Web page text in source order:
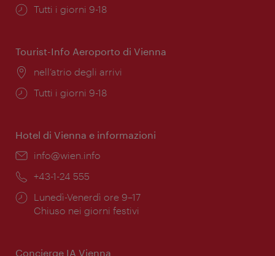
Orari
Tutti i giorni 9-18
Tourist-Info Aeroporto di Vienna
Posizione:
nell’atrio degli arrivi
Orari
Tutti i giorni 9-18
Hotel di Vienna e informazioni
Email:
info@wien.info
Telefono:
+43-1-24 555
Orari
di
Lunedì-Venerdì ore 9–17
Chiuso nei giorni festivi
Concierge IA Vienna